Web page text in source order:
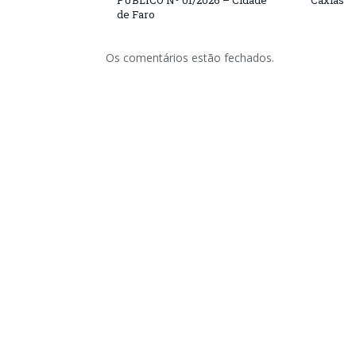
de Faro
Os comentários estão fechados.